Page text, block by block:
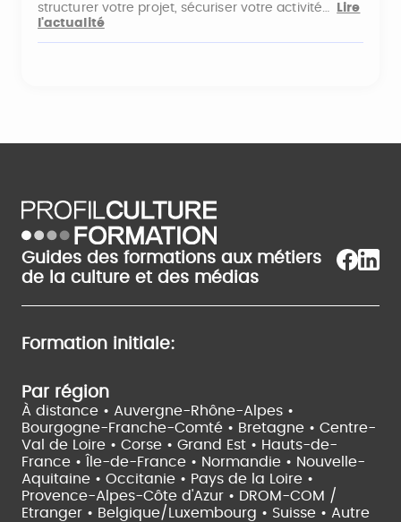
structurer votre projet, sécuriser votre activité…
Lire
l'actualité
Guides des formations aux métiers
de la culture et des médias
Formation initiale:
Par région
À distance • Auvergne-Rhône-Alpes •
Bourgogne-Franche-Comté • Bretagne • Centre-
Val de Loire • Corse • Grand Est • Hauts-de-
France •
Île-de-France • Normandie • Nouvelle-
Aquitaine • Occitanie • Pays de la Loire •
Provence-Alpes-Côte d'Azur • DROM-COM /
Etranger • Belgique/Luxembourg • Suisse • Autre